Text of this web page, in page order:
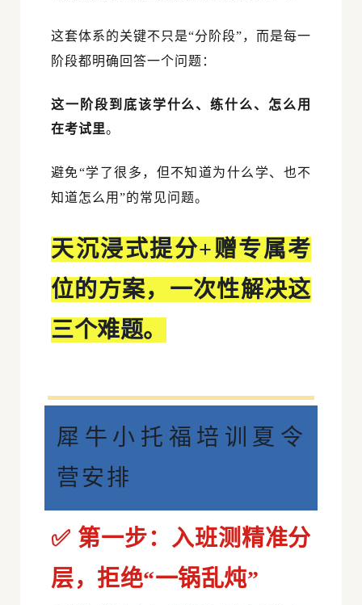
这套体系的关键不只是“分阶段”，而是每一
阶段都明确回答一个问题：
这一阶段到底该学什么、练什么、怎么用
在考试里。
避免“学了很多，但不知道为什么学、也不
知道怎么用 ”的常见问题。
天沉浸式提分+赠专属考
位的方案，一次性解决这
三个难题。
犀牛小托福培训夏令
营安排
✅ 第一步：入班测精准分
层，拒绝“一锅乱炖”